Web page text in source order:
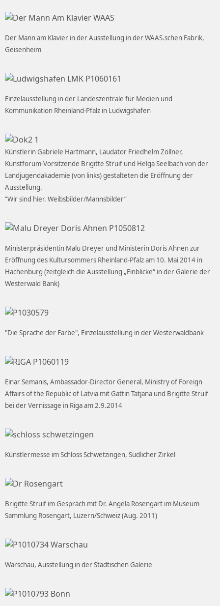
Der Mann am Klavier in der Ausstellung in der WAAS.schen Fabrik,
Geisenheim
Einzelausstellung in der Landeszentrale für Medien und
Kommunikation Rheinland-Pfalz in Ludwigshafen
Künstlerin Gabriele Hartmann, Laudator Friedhelm Zöllner,
Kunstforum-Vorsitzende Brigitte Struif und Helga Seelbach von der
Landjugendakademie (von links) gestalteten die Eröffnung der
Ausstellung.
“Wir sind hier. Weibsbilder/Mannsbilder”
Ministerpräsidentin Malu Dreyer und Ministerin Doris Ahnen zur
Eröffnung des Kultursommers Rheinland-Pfalz am 10. Mai 2014 in
Hachenburg (zeitgleich die Ausstellung „Einblicke“ in der Galerie der
Westerwald Bank)
"Die Sprache der Farbe", Einzelausstellung in der Westerwaldbank
Einar Semanis, Ambassador-Director General, Ministry of Foreign
Affairs of the Republic of Latvia mit Gattin Tatjana und Brigitte Struif
bei der Vernissage in Riga am 2.9.2014
Künstlermesse im Schloss Schwetzingen, Südlicher Zirkel
Brigitte Struif im Gespräch mit Dr. Angela Rosengart im Museum
Sammlung Rosengart, Luzern/Schweiz (Aug. 2011)
Warschau, Ausstellung in der Städtischen Galerie